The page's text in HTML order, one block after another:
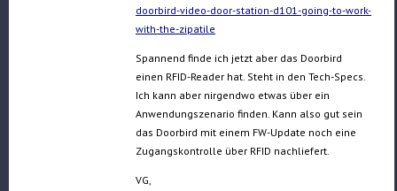
doorbird-video-door-station-d101-going-to-work-
with-the-zipatile
Spannend finde ich jetzt aber das Doorbird
einen RFID-Reader hat. Steht in den Tech-Specs.
Ich kann aber nirgendwo etwas über ein
Anwendungszenario finden. Kann also gut sein
das Doorbird mit einem FW-Update noch eine
Zugangskontrolle über RFID nachliefert.
VG,